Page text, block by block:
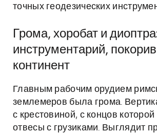
точных геодезических
Грома, хоробат и
инструментарий,
континент
Главным рабочим орудием
землемеров была грома.
с крестовиной, с концов
отвесы с грузиками. Выглядит